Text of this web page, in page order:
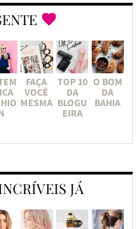
FAÇA
VOCÊ
MESMA
TOP 10
DA
BLOGU
EIRA
O BOM
DA
BAHIA
JÁ